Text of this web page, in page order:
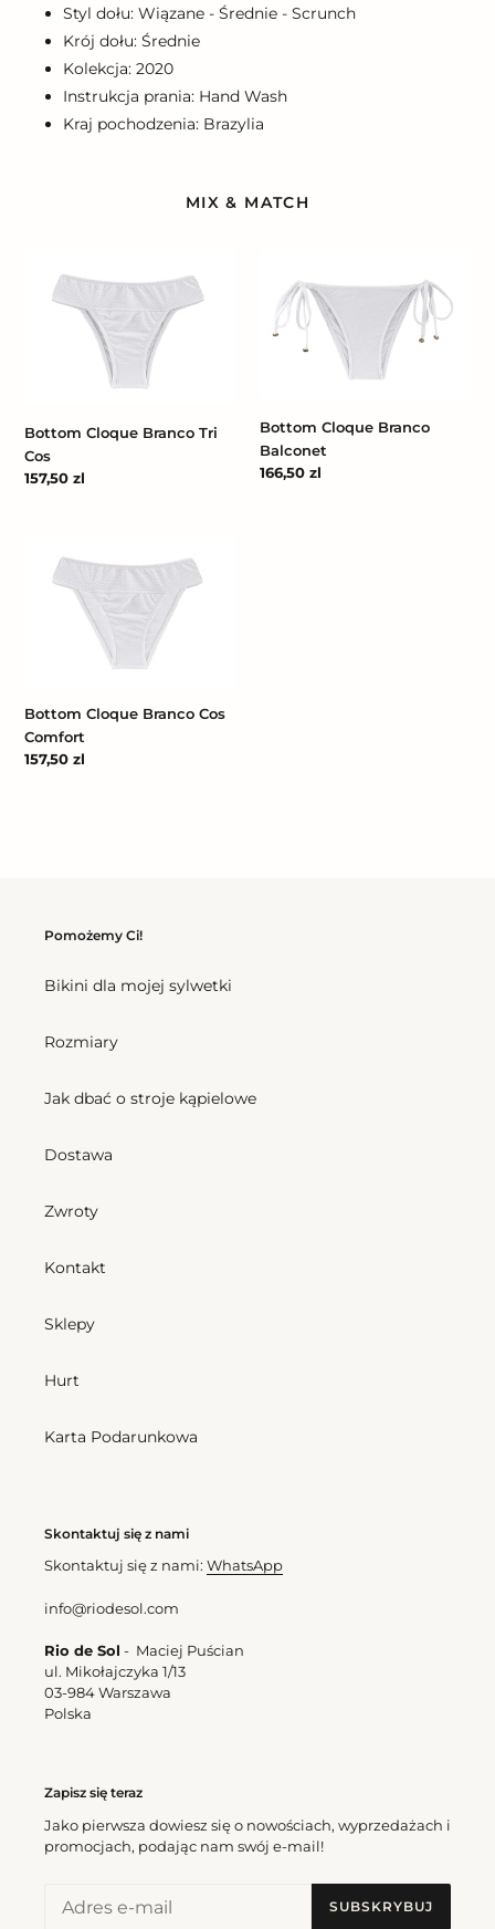
Styl dołu: Wiązane - Średnie - Scrunch
Krój dołu: Średnie
Kolekcja: 2020
Instrukcja prania: Hand Wash
Kraj pochodzenia: Brazylia
MIX & MATCH
Cloque
Branco
Bottom Cloque Branco Tri
Cos
Cena
157,50 zl
Cloque
Branco
Balconet
Bottom Cloque Branco
Balconet
Cena
166,50 zl
Cloque
Branco
Bottom Cloque Branco Cos
Comfort
Cena
157,50 zl
Pomożemy Ci!
Bikini dla mojej sylwetki
Rozmiary
Jak dbać o stroje kąpielowe
Dostawa
Zwroty
Kontakt
Sklepy
Hurt
Karta Podarunkowa
Skontaktuj się z nami
Skontaktuj się z nami: WhatsApp
info@riodesol.com
Rio de Sol - Maciej Puścian
ul. Mikołajczyka 1/13
03-984 Warszawa
Polska
Zapisz się teraz
Jako pierwsza dowiesz się o nowościach, wyprzedażach i
promocjach, podając nam swój e-mail!
SUBSKRYBUJ